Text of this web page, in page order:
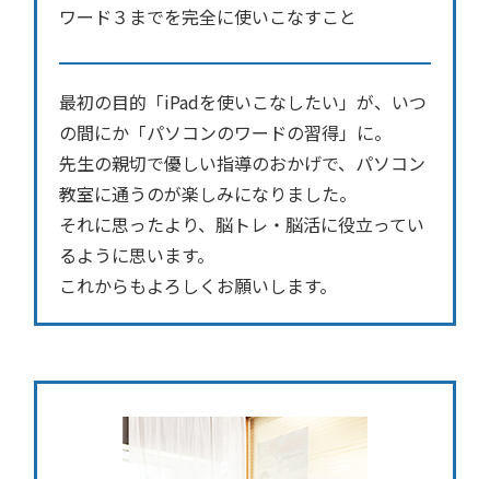
ワード３までを完全に使いこなすこと
最初の目的「iPadを使いこなしたい」が、いつ
の間にか「パソコンのワードの習得」に。
先生の親切で優しい指導のおかげで、パソコン
教室に通うのが楽しみになりました。
それに思ったより、脳トレ・脳活に役立ってい
るように思います。
これからもよろしくお願いします。